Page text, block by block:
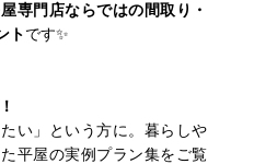
専門店ならではの間取り・
トです✨
い」という方に。暮らしや
平屋の実例プラン集をご覧